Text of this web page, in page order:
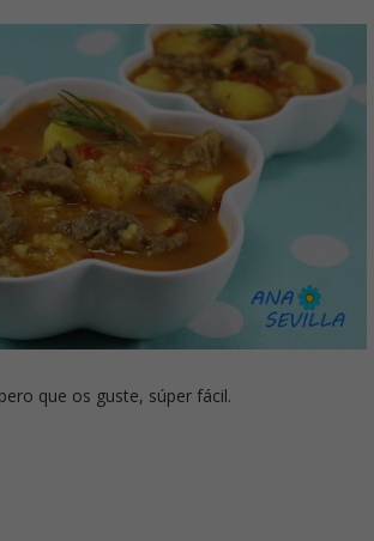
que os guste, súper fácil.